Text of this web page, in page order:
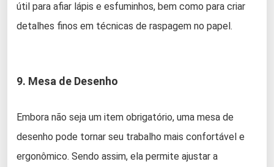
útil para afiar lápis e esfuminhos, bem como para criar
detalhes finos em técnicas de raspagem no papel.
9. Mesa de Desenho
Embora não seja um item obrigatório, uma mesa de
desenho pode tornar seu trabalho mais confortável e
ergonômico. Sendo assim, ela permite ajustar a